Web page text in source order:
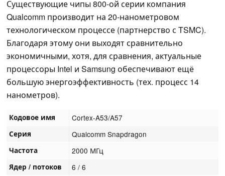
Существующие чипы 800-ой серии компания
Qualcomm производит на 20-нанометровом
технологическом процессе (партнерство с TSMC).
Благодаря этому они выходят сравнительно
экономичными, хотя, для сравнения, актуальные
процессоры Intel и Samsung обеспечивают ещё
большую энергоэффективность (тех. процесс 14
нанометров).
Кодовое имя Cortex-A53/A57
Серия Qualcomm Snapdragon
Частота 2000 МГц
Ядер / потоков 6 / 6